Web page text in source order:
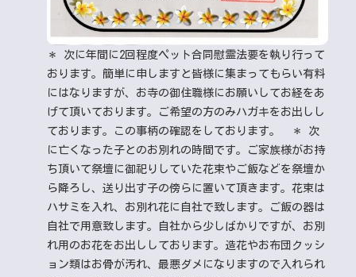
＊ 次に年間に2回程度ペット合同慰霊法要を執り行って
おります。簡単に申しますと皆様に集まってもらい有料
にはなりますが、お寺の御住職様にお願いしてお経をあ
げて頂いております。ご希望の方のみハガキをお出しし
ております。この事柄の確認をしております。
＊ 次
に亡くなった子とのお別れの時間です。ご家族様がお持
ち頂いて祭壇に御祀りしていた花束やご飯などを祭壇か
ら降ろし、送り出す子の傍らに置いて頂きます。花束は
ハサミを入れ、お別れ花に自社で致します。ご飯の器は
自社で用意致します。自社から少しばかりですが、お別
れ用のお花をお出ししております。造花やお布団クッシ
ョン類はお骨が汚れ、最悪ダメになりますので入れられ